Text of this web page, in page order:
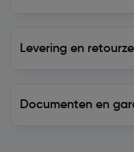
Levering en
Documenten en